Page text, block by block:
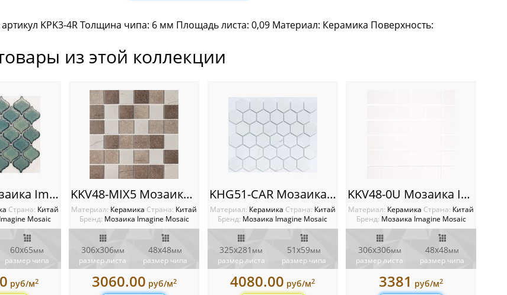
KPK3-4R Толщина чипа: 6 мм Площадь листа: 0,09 Материал: Керамика Поверхность:
из этой коллекции
KAR4-8R Мозаика Imagine
Cтрана: Китай
Mosaic
60х65мм
размер чипа
руб/м2
KKV48-MIX5 Мозаика Imagine
Материал: Керамика Cтрана: Китай
Бренд: Мозаика Imagine Mosaic
306х306мм
размер листа
48х48мм
размер чипа
3060.00 руб/м2
KHG51-CAR Мозаика Imagine
Материал: Керамика Cтрана: Китай
Бренд: Мозаика Imagine Mosaic
325х281 мм
размер листа
51х59мм
размер чипа
4080.00 руб/м2
KKV48-0U Мозаика Imagine
Материал: Керамика Cтрана: Китай
Бренд: Мозаика Imagine Mosaic
306х306мм
размер листа
48х48мм
размер чипа
3381 руб/м2